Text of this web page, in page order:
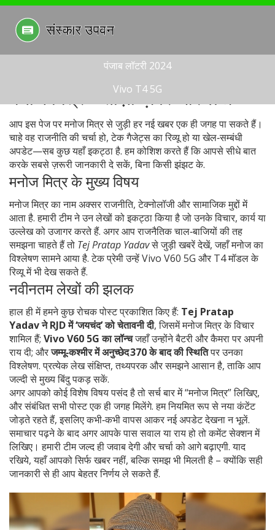
पंजाब लॉटरी 2024
Vivo T4 5G
मनोज मित्र – ताज़ा ख़बरें और लेख
आप इस पेज पर मनो​ज मित्र से जुड़ी हर नई खबर एक ही जगह पा सकते हैं।
चाहे वह राजनीति की चर्चा हो, टेक गैजेट्स का रिव्यू हो या खेल‑सम्बंधी
अपडेट—सब कुछ यहाँ इकट्ठा है. हम कोशिश करते हैं कि आपसे सीधे बात
करके सबसे ज़रूरी जानकारी दे सकें, बिना किसी झंझट के.
मनोज मित्र के मुख्य विषय
मनोज मित्र का नाम अक्सर राजनीति, टेक्नोलॉजी और सामाजिक मुद्दों में
आता है. हमारी टीम ने उन लेखों को इकट्ठा किया है जो उनके विचार, कार्य या
उल्लेख को उजागर करते हैं. अगर आप राजनैतिक चाल‑बाजियों की तह
समझना चाहते हैं तो Tej Pratap Yadavसे जुड़ी खबरें देखें, जहाँ मनोज का
विश्लेषण सामने आया है. टेक प्रेमी उन्हें Vivo V60 5G और T4 मॉडल के
रिव्यू में भी देख सकते हैं.
नवीनतम लेखों की झलक
हाल ही में हमने कुछ रोचक पोस्ट प्रकाशित किए हैं: Tej Pratap
Yadav ने RJD में ‘जयचंद’ को चेतावनी दी, जिसमें मनोज मित्र के विचार
शामिल हैं; Vivo V60 5G का लॉन्चजहाँ उन्होंने बैटरी और कैमरा पर अपनी
राय दी; औरजम्मू‑कश्मीर में अनुच्छेद 370 के बाद की स्थितिपर उनका
विश्लेषण. प्रत्येक लेख संक्षिप्त, तथ्यपरक और समझने आसान है, ताकि आप
जल्दी से मुख्य बिंदु पकड़ सकें.
अगर आपको कोई विशेष विषय पसंद है तो सर्च बार में “मनोज मित्र” लिखिए,
और संबंधित सभी पोस्ट एक ही जगह मिलेंगे. हम नियमित रूप से नया कंटेंट
जोड़ते रहते हैं, इसलिए कभी‑कभी वापस आकर नई अपडेट देखना न भूलें.
समाचार पढ़ने के बाद अगर आपके पास सवाल या राय हो तो कमेंट सेक्शन में
लिखिए। हमारी टीम जल्द ही जवाब देगी और चर्चा को आगे बढ़ाएगी. याद
रखिये, यहाँ आपको सिर्फ खबर नहीं, बल्कि समझ भी मिलती है – क्योंकि सही
जानकारी से ही आप बेहतर निर्णय ले सकते हैं.